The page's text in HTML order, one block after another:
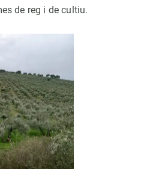
de reg i de cultiu.